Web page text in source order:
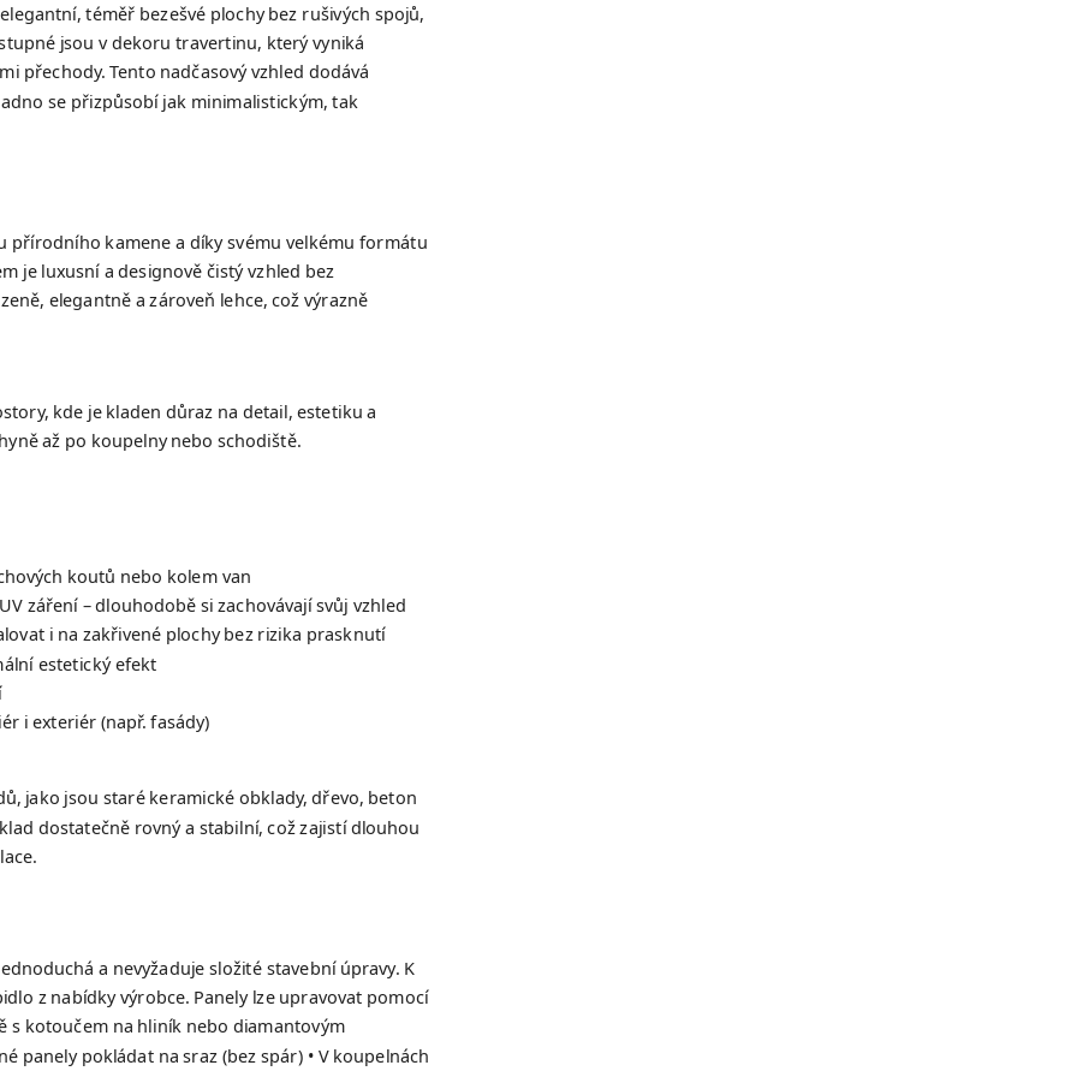
téměř bezešvé plochy bez rušivých spojů,
jsou v dekoru travertinu, který vyniká
přechody. Tento nadčasový vzhled dodává
se přizpůsobí jak minimalistickým, tak
přírodního kamene a díky svému velkému formátu
je luxusní a designově čistý vzhled bez
elegantně a zároveň lehce, což výrazně
kde je kladen důraz na detail, estetiku a
až po koupelny nebo schodiště.
koutů nebo kolem van
záření – dlouhodobě si zachovávají svůj vzhled
i na zakřivené plochy bez rizika prasknutí
estetický efekt
i exteriér (např. fasády)
jako jsou staré keramické obklady, dřevo, beton
dostatečně rovný a stabilní, což zajistí dlouhou
a nevyžaduje složité stavební úpravy. K
z nabídky výrobce. Panely lze upravovat pomocí
s kotoučem na hliník nebo diamantovým
panely pokládat na sraz (bez spár) • V koupelnách